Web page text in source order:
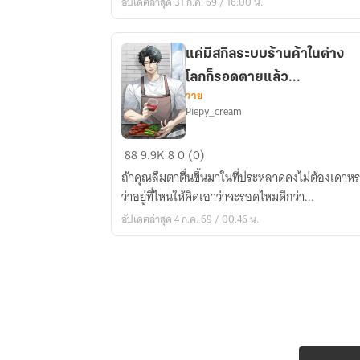
แค่
มี
สกิล
ระบบ
ร้าน
แค่มีสกิลระบบร้านค้าในต่าง
โลกก็รอดตายแล้ว...
วาย
Piepy_cream
889.9K80 (0)
ถ้าคุณลืมตาตื่นขึ้นมาในที่ประหลาดคงไม่ต้องเดาห
ว่าอยู่ที่ไหนให้คิดเอาว่าจะรอดไหมดีกว่า...
อัปเดตล่าสุด 4 ก.ค. 69 / 00:46 น.